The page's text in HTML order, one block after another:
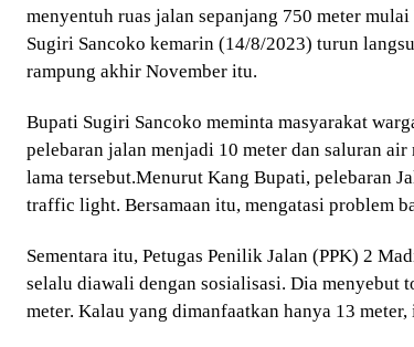
menyentuh ruas jalan sepanjang 750 meter
Sugiri Sancoko kemarin (14/8/2023) turun
rampung akhir November itu.
Bupati Sugiri Sancoko meminta masyarakat
pelebaran jalan menjadi 10 meter dan saluran
lama tersebut.Menurut Kang Bupati, pelebaran
traffic light. Bersamaan itu, mengatasi problem
Sementara itu, Petugas Penilik Jalan (PPK) 2
selalu diawali dengan sosialisasi. Dia menyebut
meter. Kalau yang dimanfaatkan hanya 13